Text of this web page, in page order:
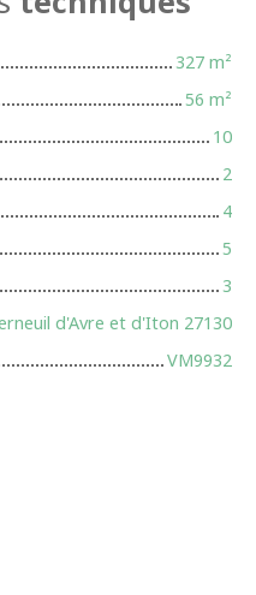
327 m²
56 m²
10
2
4
5
3
d'Avre et d'Iton 27130
VM9932